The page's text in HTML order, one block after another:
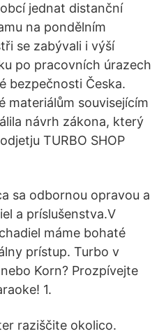
jednat distanční
na pondělním
se zabývali i výší
po pracovních úrazech
bezpečnosti Česka.
materiálům souvisejícím
návrh zákona, který
TURBO SHOP
sa odbornou opravou a
a príslušenstva.V
máme bohaté
prístup. Turbo v
Korn? Prozpívejte
1.
raziščite okolico.